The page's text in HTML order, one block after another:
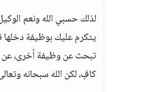
لذلك حسبي الله ونعم
يتكرم عليك بوظيفة دخلها
تبحث عن وظيفة أخرى، عن
كافٍ، لكن الله سبحانه